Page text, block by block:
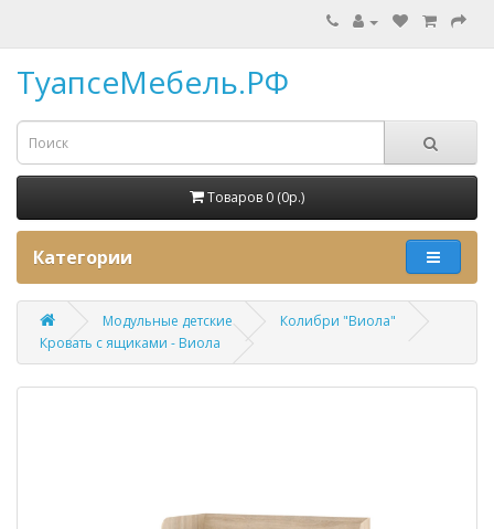
ТуапсеМебель.РФ
Товаров 0 (0p.)
Категории
Модульные детские
Колибри "Виола"
Кровать с ящиками - Виола